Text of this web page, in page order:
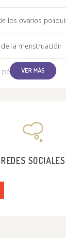
los ovarios
la menstruación
VER MÁS
REDES SOCIALES